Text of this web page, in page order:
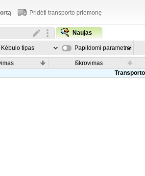
Pridėti transporto priemonę
Naujas
Kėbulo tipas Papildomi parametrai
Iškrovimas